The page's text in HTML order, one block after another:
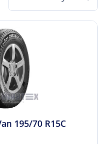
195/70 R15C